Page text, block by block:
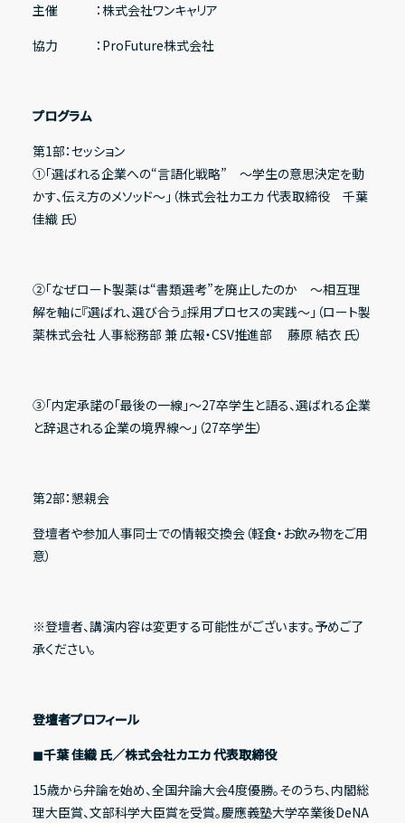
主催 ：株式会社ワンキャリア
協力 ：ProFuture株式会社
プログラム
第1部：セッション
①「選ばれる企業への“言語化戦略” 〜学生の意思決定を動
かす、伝え方のメソッド〜」（株式会社カエカ 代表取締役 千葉
佳織 氏）
②「なぜロート製薬は“書類選考”を廃止したのか ～相互理
解を軸に『選ばれ、選び合う』採用プロセスの実践～」（ロート製
薬株式会社 人事総務部 兼 広報・CSV推進部 藤原 結衣 氏）
③「内定承諾の「最後の一線」〜27卒学生と語る、選ばれる企業
と辞退される企業の境界線〜」（27卒学生）
第2部：懇親会
登壇者や参加人事同士での情報交換会（軽食・お飲み物をご用
意）
※登壇者、講演内容は変更する可能性がございます。予めご了
承ください。
登壇者プロフィール
◼︎千葉 佳織 氏／株式会社カエカ 代表取締役
15歳から弁論を始め、全国弁論大会4度優勝。そのうち、内閣総
理大臣賞、文部科学大臣賞を受賞。慶應義塾大学卒業後DeNA